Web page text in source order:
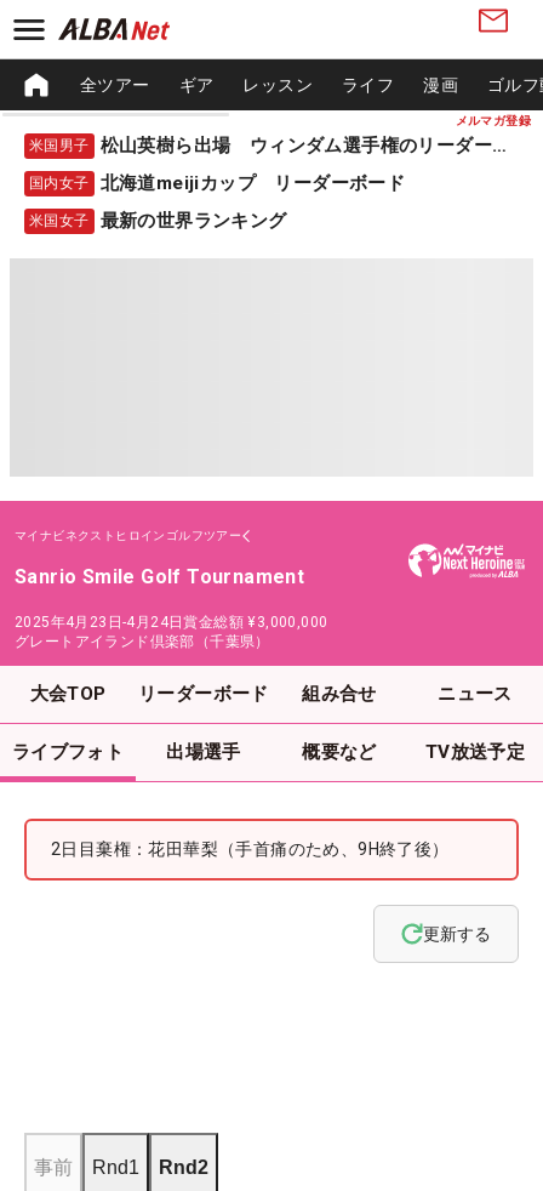
メルマガ登録
全ツアー ギア レッスン ライフ 漫画 ゴル
米国男子 松山英樹ら出場 ウィンダム選手権のリーダーボード
国内女子 北海道meijiカップ リーダーボード
米国女子 最新の世界ランキング
マイナビネクストヒロインゴルフツアー
Sanrio Smile Golf Tournament
2025年4月23日-4月24日賞金総額 ¥3,000,000
グレートアイランド倶楽部（千葉県）
大会TOP リーダーボード 組み合せ ニュース
ライブフォト 出場選手 概要など TV放送予定
2日目棄権：花田華梨（手首痛のため、9H終了後）
更新する
事前 Rnd1 Rnd2